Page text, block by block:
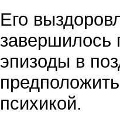
Его
завершилось
эпизоды в
психикой.